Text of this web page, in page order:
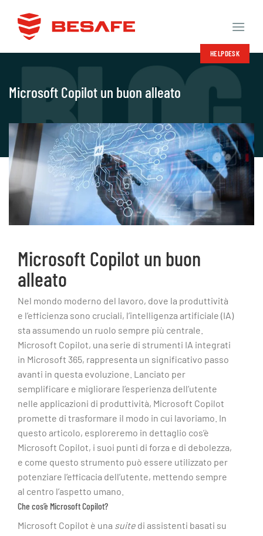
contenuti
HELPDESK
Microsoft Copilot un buon alleato
Microsoft Copilot un buon
alleato
Nel mondo moderno del lavoro, dove la produttività
e l’efficienza sono cruciali, l’intelligenza artificiale (IA)
sta assumendo un ruolo sempre più centrale.
Microsoft Copilot, una serie di strumenti IA integrati
in Microsoft 365, rappresenta un significativo passo
avanti in questa evoluzione. Lanciato per
semplificare e migliorare l’esperienza dell’utente
nelle applicazioni di produttività, Microsoft Copilot
promette di trasformare il modo in cui lavoriamo. In
questo articolo, esploreremo in dettaglio cos’è
Microsoft Copilot, i suoi punti di forza e di debolezza,
e come questo strumento può essere utilizzato per
potenziare l’efficacia dell’utente, mettendo sempre
al centro l’aspetto umano.
Che cos’è Microsoft Copilot?
Microsoft Copilot è una suite di assistenti basati su